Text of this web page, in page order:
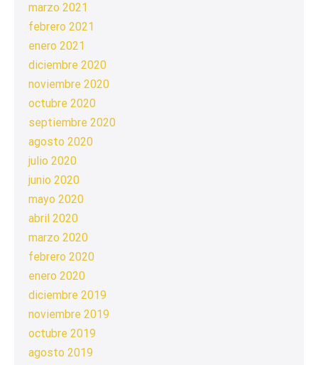
marzo 2021
febrero 2021
enero 2021
diciembre 2020
noviembre 2020
octubre 2020
septiembre 2020
agosto 2020
julio 2020
junio 2020
mayo 2020
abril 2020
marzo 2020
febrero 2020
enero 2020
diciembre 2019
noviembre 2019
octubre 2019
agosto 2019